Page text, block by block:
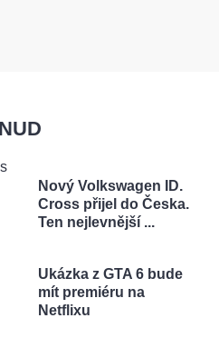
Nový Volkswagen ID.
Cross přijel do Česka.
Ten nejlevnější ...
Ukázka z GTA 6 bude
mít premiéru na
Netflixu